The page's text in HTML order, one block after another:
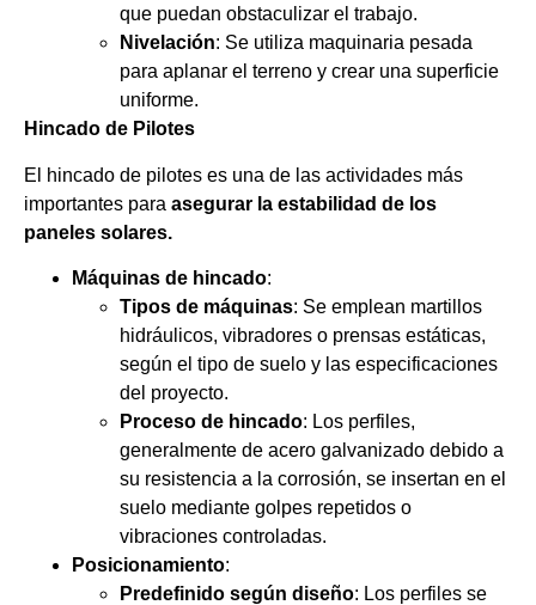
que puedan obstaculizar el trabajo.
Nivelación: Se utiliza maquinaria pesada
para aplanar el terreno y crear una superficie
uniforme.
Hincado de Pilotes
El hincado de pilotes es una de las actividades más
importantes para asegurar la estabilidad de los
paneles solares.
Máquinas de hincado:
Tipos de máquinas: Se emplean martillos
hidráulicos, vibradores o prensas estáticas,
según el tipo de suelo y las especificaciones
del proyecto.
Proceso de hincado: Los perfiles,
generalmente de acero galvanizado debido a
su resistencia a la corrosión, se insertan en el
suelo mediante golpes repetidos o
vibraciones controladas.
Posicionamiento:
Predefinido según diseño: Los perfiles se